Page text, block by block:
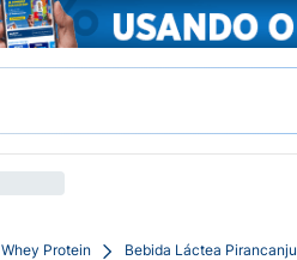
Whey Protein Bebida Láctea